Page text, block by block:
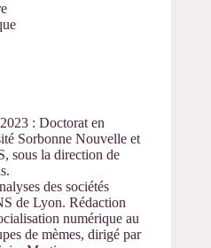
: Doctorat en
Sorbonne Nouvelle et
sous la direction de
des sociétés
de Lyon. Rédaction
numérique au
de mèmes, dirigé par